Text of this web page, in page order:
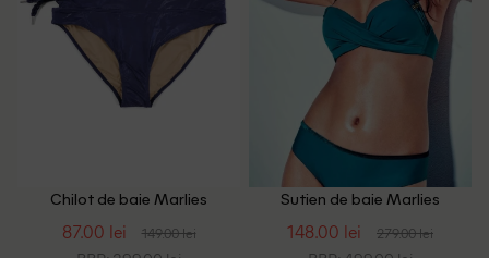
Chilot de baie Marlies
87.00 lei 149.00 lei
Sutien de baie Marlies
148.00 lei 279.00 lei